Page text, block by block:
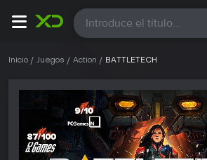
Todas
Inicio Juegos Action BATTLETECH